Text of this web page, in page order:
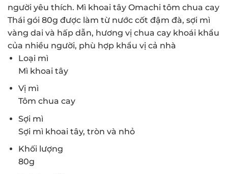
người yêu thích. Mì khoai tây Omachi tôm chua cay
Thái gói 80g được làm từ nước cốt đậm đà, sợi mì
vàng dai và hấp dẫn, hương vị chua cay khoái khẩu
của nhiều người, phù hợp khẩu vị cả nhà
Loại mì
Mì khoai tây
Vị mì
Tôm chua cay
Sợi mì
Sợi mì khoai tây, tròn và nhỏ
Khối lượng
80g